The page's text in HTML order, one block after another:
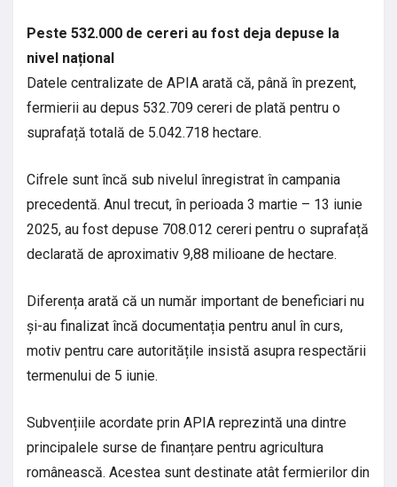
Peste 532.000 de cereri au fost deja depuse la
nivel național
Datele centralizate de APIA arată că, până în prezent,
fermierii au depus 532.709 cereri de plată pentru o
suprafață totală de 5.042.718 hectare.
Cifrele sunt încă sub nivelul înregistrat în campania
precedentă. Anul trecut, în perioada 3 martie – 13 iunie
2025, au fost depuse 708.012 cereri pentru o suprafață
declarată de aproximativ 9,88 milioane de hectare.
Diferența arată că un număr important de beneficiari nu
și-au finalizat încă documentația pentru anul în curs,
motiv pentru care autoritățile insistă asupra respectării
termenului de 5 iunie.
Subvențiile acordate prin APIA reprezintă una dintre
principalele surse de finanțare pentru agricultura
românească. Acestea sunt destinate atât fermierilor din